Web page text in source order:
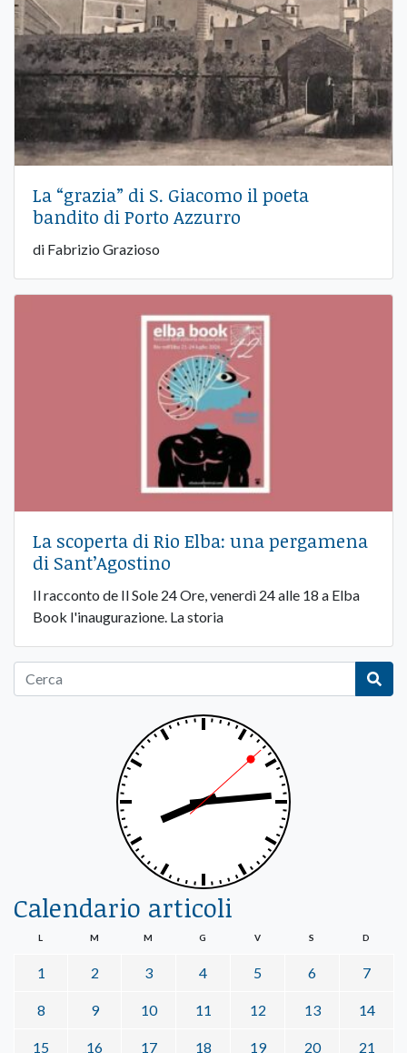
La “grazia” di S. Giacomo il poeta
bandito di Porto Azzurro
di Fabrizio Grazioso
La scoperta di Rio Elba: una pergamena
di Sant’Agostino
Il racconto de Il Sole 24 Ore, venerdì 24 alle 18 a Elba
Book l'inaugurazione. La storia
Calendario articoli
L M M G V S D
1 2 3 4 5 6 7
8 9 10 11 12 13 14
15 16 17 18 19 20 21